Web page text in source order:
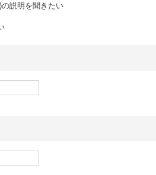
説明を聞きたい